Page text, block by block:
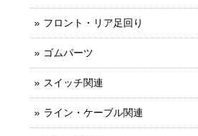
フロント・リア足回り
ゴムパーツ
スイッチ関連
ライン・ケーブル関連